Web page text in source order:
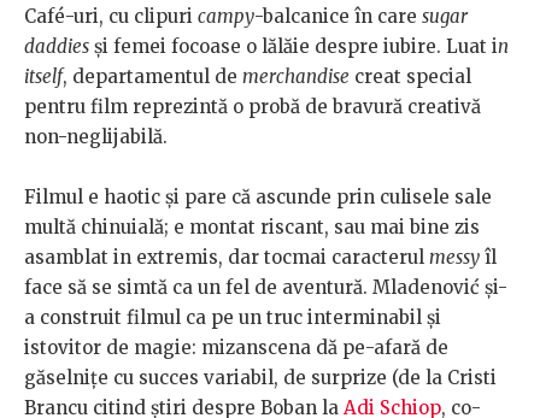
Café-uri, cu clipuri campy-balcanice în care sugar
daddies și femei focoase o lălăie despre iubire. Luat in
itself, departamentul de merchandise creat special
pentru film reprezintă o probă de bravură creativă
non-neglijabilă.
Filmul e haotic și pare că ascunde prin culisele sale
multă chinuială; e montat riscant, sau mai bine zis
asamblat in extremis, dar tocmai caracterul messy îl
face să se simtă ca un fel de aventură. Mladenović și-
a construit filmul ca pe un truc interminabil și
istovitor de magie: mizanscena dă pe-afară de
găselnițe cu succes variabil, de surprize (de la Cristi
Brancu citind știri despre Boban la Adi Schiop, co-